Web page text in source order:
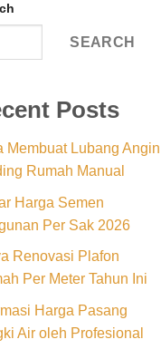
SEARCH
Posts
Membuat Lubang Angin
Rumah Manual
Harga Semen
Per Sak 2026
Renovasi Plafon
Per Meter Tahun Ini
Harga Pasang
Air oleh Profesional